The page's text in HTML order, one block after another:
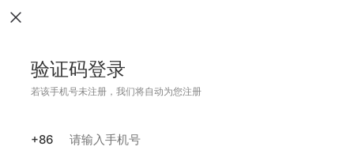
验证码登录
若该手机号未注册，我们将自动为您注册
+86